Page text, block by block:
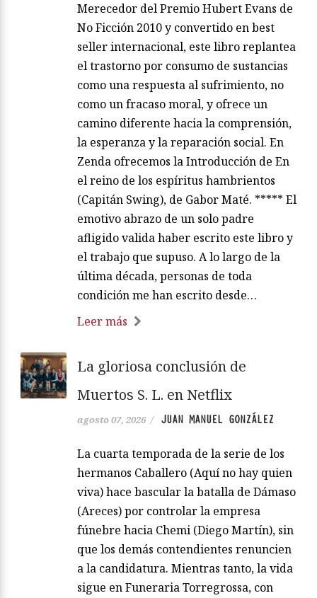
Merecedor del Premio Hubert Evans de
No Ficción 2010 y convertido en best
seller internacional, este libro replantea
el trastorno por consumo de sustancias
como una respuesta al sufrimiento, no
como un fracaso moral, y ofrece un
camino diferente hacia la comprensión,
la esperanza y la reparación social. En
Zenda ofrecemos la Introducción de En
el reino de los espíritus hambrientos
(Capitán Swing), de Gabor Maté. ***** El
emotivo abrazo de un solo padre
afligido valida haber escrito este libro y
el trabajo que supuso. A lo largo de la
última década, personas de toda
condición me han escrito desde…
Leer más
La gloriosa conclusión de
Muertos S. L. en Netflix
agosto 07, 2026 / JUAN MANUEL GONZÁLEZ
La cuarta temporada de la serie de los
hermanos Caballero (Aquí no hay quien
viva) hace bascular la batalla de Dámaso
(Areces) por controlar la empresa
fúnebre hacia Chemi (Diego Martín), sin
que los demás contendientes renuncien
a la candidatura. Mientras tanto, la vida
sigue en Funeraria Torregrossa, con